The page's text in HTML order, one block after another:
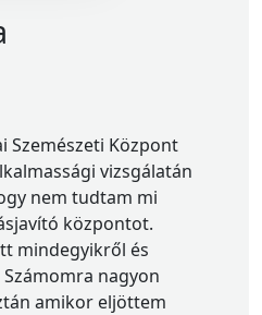
Szemészeti Központ
vizsgálatán
nem tudtam mi
központot.
mindegyikről és
nagyon
amikor eljöttem